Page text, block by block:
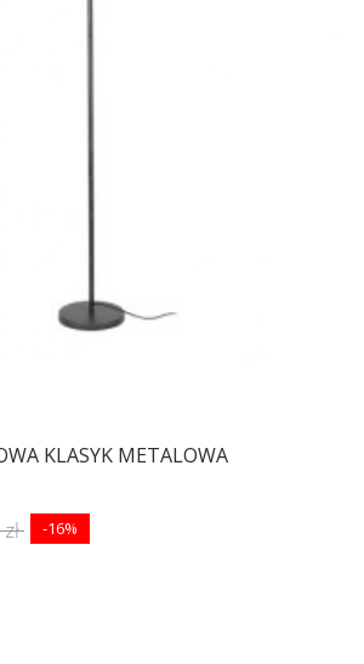
KLASYK METALOWA
-16%